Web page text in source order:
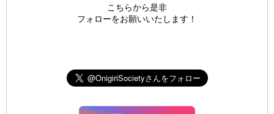
こちらから是非
フォローをお願いいたします！